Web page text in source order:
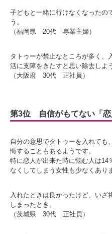
子どもと一緒に行けなくなったの
う。
（福岡県 20代 専業主婦）
タトゥーが禁止なところが多く、
活に支障をきたすと思い除去しよ
（大阪府 30代 正社員）
第3位 自信がもてない「恋
自分の意思でタトゥーを入れても
悔することもあるようです。
特に恋人が出来た時に悩む人は14
なくしてしまう女性も少なくあり
入れたときは良かったけど、いざ
しまったとき。
（茨城県 30代 正社員）